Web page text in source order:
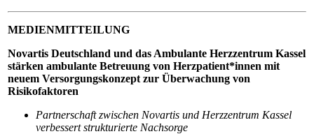
MEDIENMITTEILUNG
Novartis Deutschland und das Ambulante Herzzentrum Kassel
stärken ambulante Betreuung von Herzpatient*innen mit
neuem Versorgungskonzept zur Überwachung von
Risikofaktoren
Partnerschaft zwischen Novartis und Herzzentrum Kassel
verbessert strukturierte Nachsorge